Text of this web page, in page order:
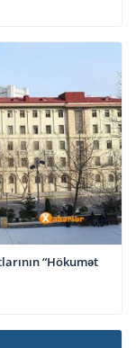
“Hökumət